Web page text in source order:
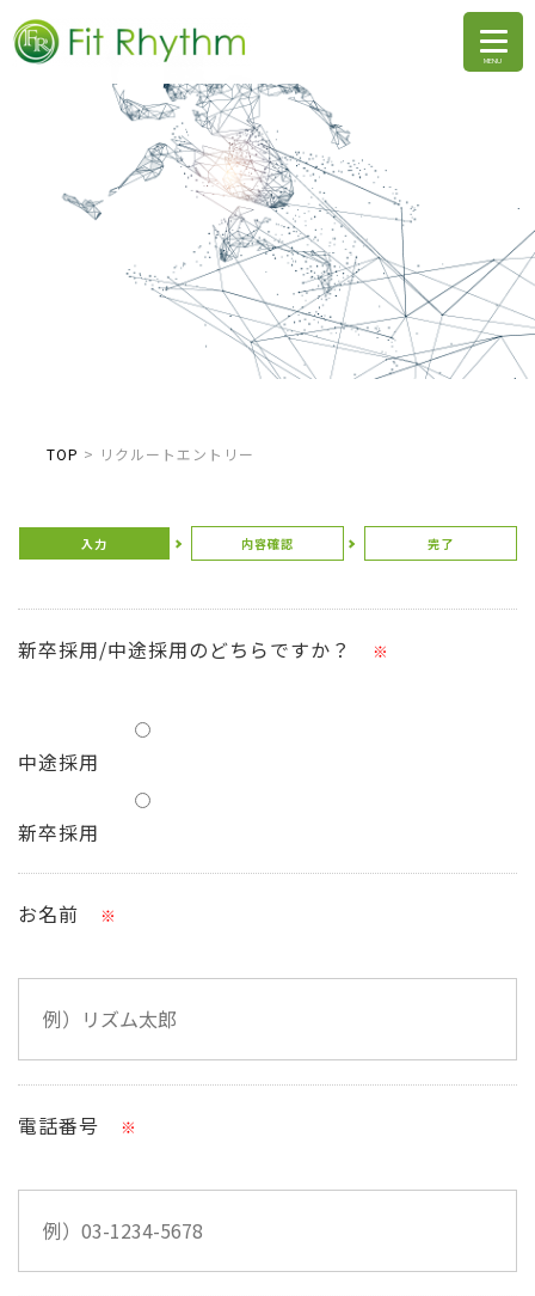
TOP > リクルートエントリー
入力 内容確認 完了
新卒採用/中途採用のどちらですか？ ※
中途採用
新卒採用
お名前 ※
電話番号 ※